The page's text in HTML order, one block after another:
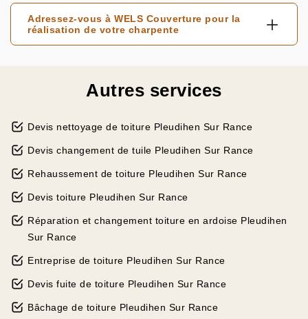
Adressez-vous à WELS Couverture pour la
réalisation de votre charpente
Autres services
Devis nettoyage de toiture Pleudihen Sur Rance
Devis changement de tuile Pleudihen Sur Rance
Rehaussement de toiture Pleudihen Sur Rance
Devis toiture Pleudihen Sur Rance
Réparation et changement toiture en ardoise Pleudihen
Sur Rance
Entreprise de toiture Pleudihen Sur Rance
Devis fuite de toiture Pleudihen Sur Rance
Bâchage de toiture Pleudihen Sur Rance